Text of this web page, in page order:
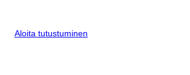
Aloita tutustuminen